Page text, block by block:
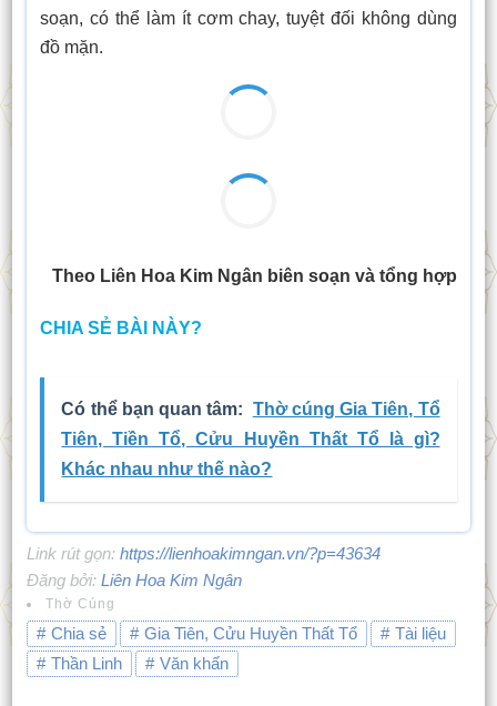
soạn, có thể làm ít cơm chay, tuyệt đối không dùng
đồ mặn.
Theo Liên Hoa Kim Ngân biên soạn và tổng hợp
CHIA SẺ BÀI NÀY?
Có thể bạn quan tâm: Thờ cúng Gia Tiên, Tổ
Tiên, Tiền Tổ, Cửu Huyền Thất Tổ là gì?
Khác nhau như thế nào?
Link rút gọn: https://lienhoakimngan.vn/?p=43634
Đăng bởi: Liên Hoa Kim Ngân
Thờ Cúng
Chia sẻ Gia Tiên, Cửu Huyền Thất Tổ
Tài liệu
Thần Linh
Văn khấn